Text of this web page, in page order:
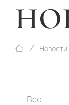
Новости
Все